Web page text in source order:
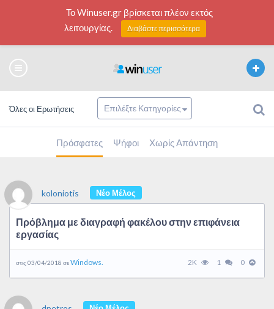
Όλες οι Ερωτήσεις
Πρόσφατες Ψήφοι Χωρίς Απάντηση
koloniotis Νέο Μέλος
Πρόβλημα με διαγραφή φακέλου στην επιφάνεια
εργασίας
στις 03/04/2018 σεWindows. 2K 1 0
Το Winuser.gr βρίσκεται πλέον εκτός
λειτουργίας.
Διαβάστε περισσότερα